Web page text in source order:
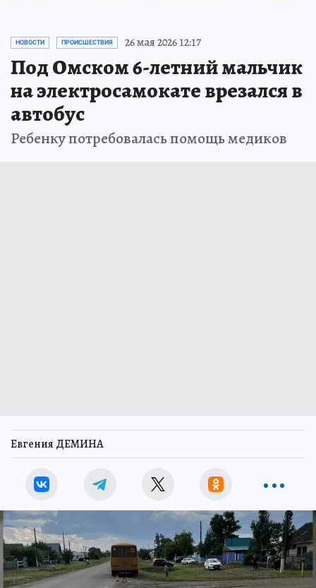
НОВОСТИ ПРОИСШЕСТВИЯ 26 мая 2026 12:17
Под Омском 6-летний мальчик
на электросамокате врезался в
автобус
Ребенку потребовалась помощь медиков
Евгения ДЕМИНА